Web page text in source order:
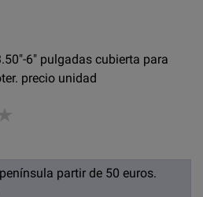
6" pulgadas cubierta para
precio unidad
partir de 50 euros.